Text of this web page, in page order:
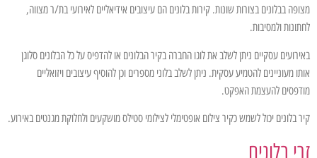
מצופה בבלונים בצורות שונות. קירות בלונים הם עיצובים אידיאליים לאירועי בת/ר מצווה,
לחתונות ולמסיבות.
באירועים עסקיים ניתן לשלב את לוגו החברה בקיר הבלונים או להדפיס על כל הבלונים סלוגן
אותו מעוניינים להטמיע עסקית. ניתן לשלב בלוני מספרים וכן להוסיף עיצובים ויזואליים
מודפסים להעצמת האפקט.
קיר בלונים יכול לשמש כקיר צילום אופטימלי לצילומי סטילס מושקעים ולחלוקת מגנטים באירוע.
זרי בלונים